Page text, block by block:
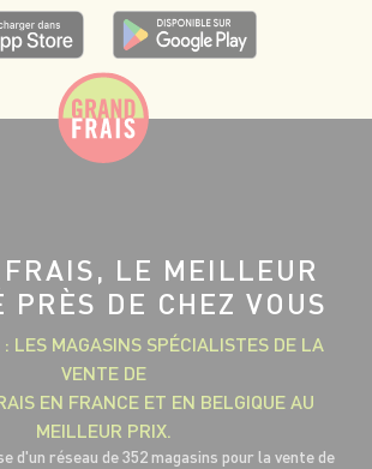
LE MEILLEUR
PRÈS DE CHEZ VOUS
LES MAGASINS SPÉCIALISTES DE LA
VENTE DE
EN FRANCE ET EN BELGIQUE AU
MEILLEUR PRIX.
d'un réseau de 352 magasins pour la vente de